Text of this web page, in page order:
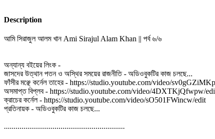
Description
আমি সিরাজুল আলম খান Ami Sirajul Alam Khan || পর্ব ৬/৬
অন্যান্য বইয়ের লিংক -
জাসদের উত্থান পতন ও অস্থির সময়ের রাজনীতি - অডিওবুকটির কাজ চলছে...
ফাঁসীর মঞ্ছে কর্নেল তাহের - https://studio.youtube.com/video/
অসমাপ্ত বিপ্লব - https://studio.youtube.com/video/4DXTKjQfwpw/
ক্রাচের কর্নেল - https://studio.youtube.com/video/sO501FWincw/edit
প্রতিনায়ক - অডিওবুকটির কাজ চলছে...
..............................................................